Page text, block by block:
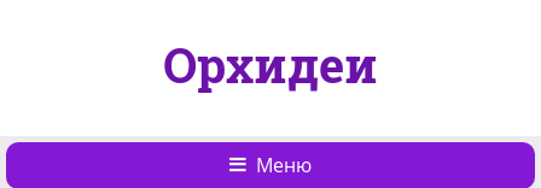
Орхидеи
Меню